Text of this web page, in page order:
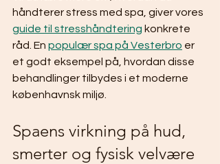
håndterer stress med spa, giver vores
guide til stresshåndtering konkrete
råd. En populær spa på Vesterbro er
et godt eksempel på, hvordan disse
behandlinger tilbydes i et moderne
københavnsk miljø.
Spaens virkning på hud,
smerter og fysisk velvære